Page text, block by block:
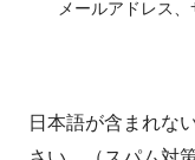
メールアドレス、
日本語が含まれな